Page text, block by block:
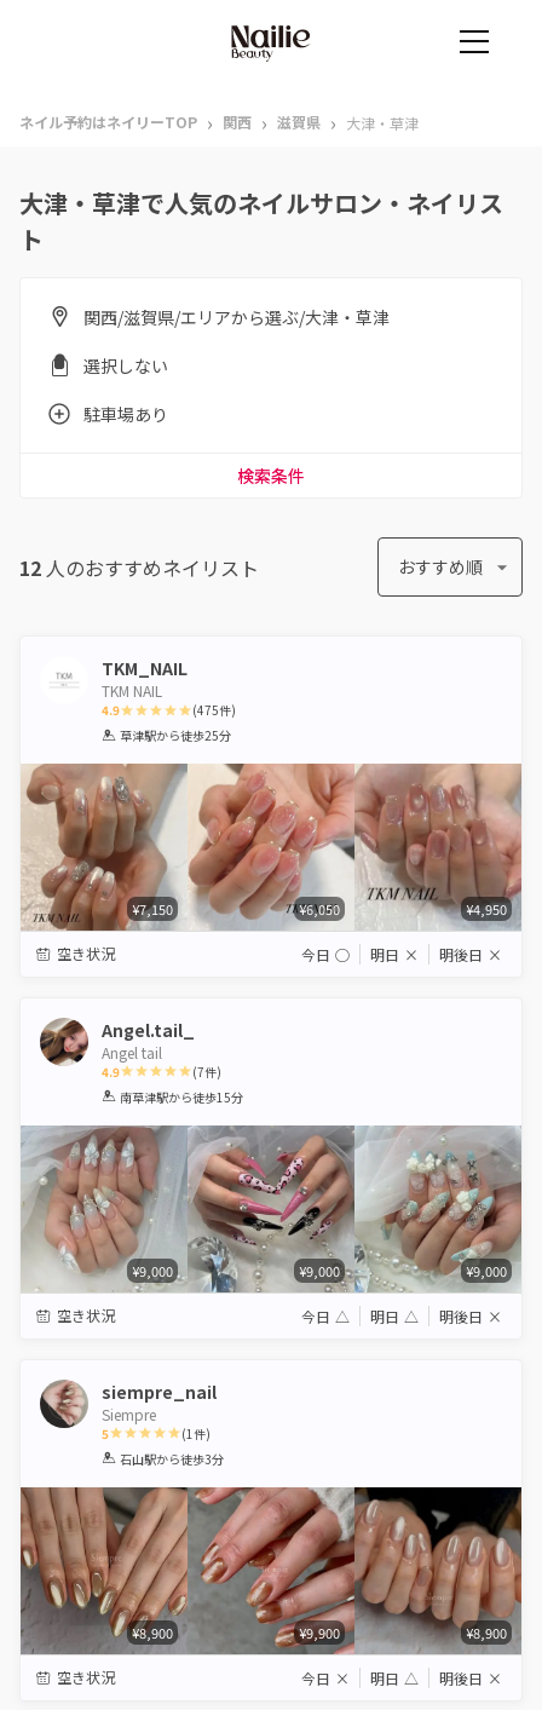
ネイル予約はネイリーTOP › 関西 › 滋賀県 › 大津・草津
大津・草津で人気のネイルサロン・ネイリス
ト
関西/滋賀県/エリアから選ぶ/大津・草津
選択しない
駐車場あり
検索条件
12 人のおすすめネイリスト おすすめ順
TKM_NAIL
TKM NAIL
4.9
1 2 3 4 5
(475件)
草津駅から徒歩25分
¥7,150 ¥6,050 ¥4,950
空き状況 今日 ◯ 明日 × 明後日 ×
Angel.tail_
Angel tail
4.9
1 2 3 4 5
(7件)
南草津駅から徒歩15分
¥9,000 ¥9,000 ¥9,000
空き状況 今日 △ 明日 △ 明後日 ×
siempre_nail
Siempre
5
1 2 3 4 5
(1件)
石山駅から徒歩3分
¥8,900 ¥9,900 ¥8,900
空き状況 今日 × 明日 △ 明後日 ×